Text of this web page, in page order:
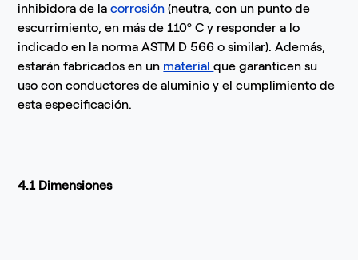
inhibidora de lacorrosión(neutra, con un punto de
escurrimiento, en más de 110º C y responder a lo
indicado en la norma ASTM D 566 o similar). Además,
estarán fabricados en un materialque garanticen su
uso con conductores de aluminio y el cumplimiento de
esta especificación.
4.1 Dimensiones